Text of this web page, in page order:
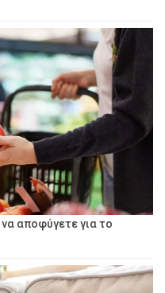
αποφύγετε για το